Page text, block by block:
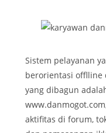
Sistem pelayanan
berorientasi offlline
yang dibagun
aktifitas di forum,